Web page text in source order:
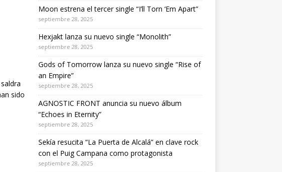
sido
Moon estrena el tercer single “I’ll Torn ‘Em Apart”
septiembre 28, 2025
Hexjakt lanza su nuevo single “Monolith”
septiembre 28, 2025
Gods of Tomorrow lanza su nuevo single “Rise of
an Empire”
septiembre 28, 2025
AGNOSTIC FRONT anuncia su nuevo álbum
“Echoes in Eternity”
septiembre 28, 2025
Sekía resucita “La Puerta de Alcalá” en clave rock
con el Puig Campana como protagonista
septiembre 28, 2025